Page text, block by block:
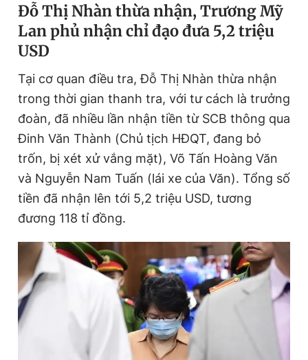
Đỗ Thị Nhàn thừa nhận, Trương Mỹ
Lan phủ nhận chỉ đạo đưa 5,2 triệu
USD
Tại cơ quan điều tra, Đỗ Thị Nhàn thừa nhận
trong thời gian thanh tra, với tư cách là trưởng
đoàn, đã nhiều lần nhận tiền từ SCB thông qua
Đinh Văn Thành (Chủ tịch HĐQT, đang bỏ
trốn, bị xét xử vắng mặt), Võ Tấn Hoàng Văn
và Nguyễn Nam Tuấn (lái xe của Văn). Tổng số
tiền đã nhận lên tới 5,2 triệu USD, tương
đương 118 tỉ đồng.